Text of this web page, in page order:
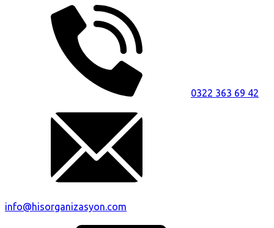
0322 363 69 42
info@hisorganizasyon.com